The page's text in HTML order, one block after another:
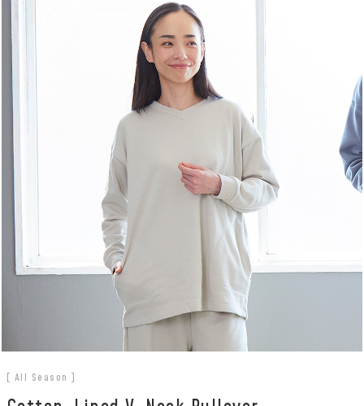
[ All Season ]